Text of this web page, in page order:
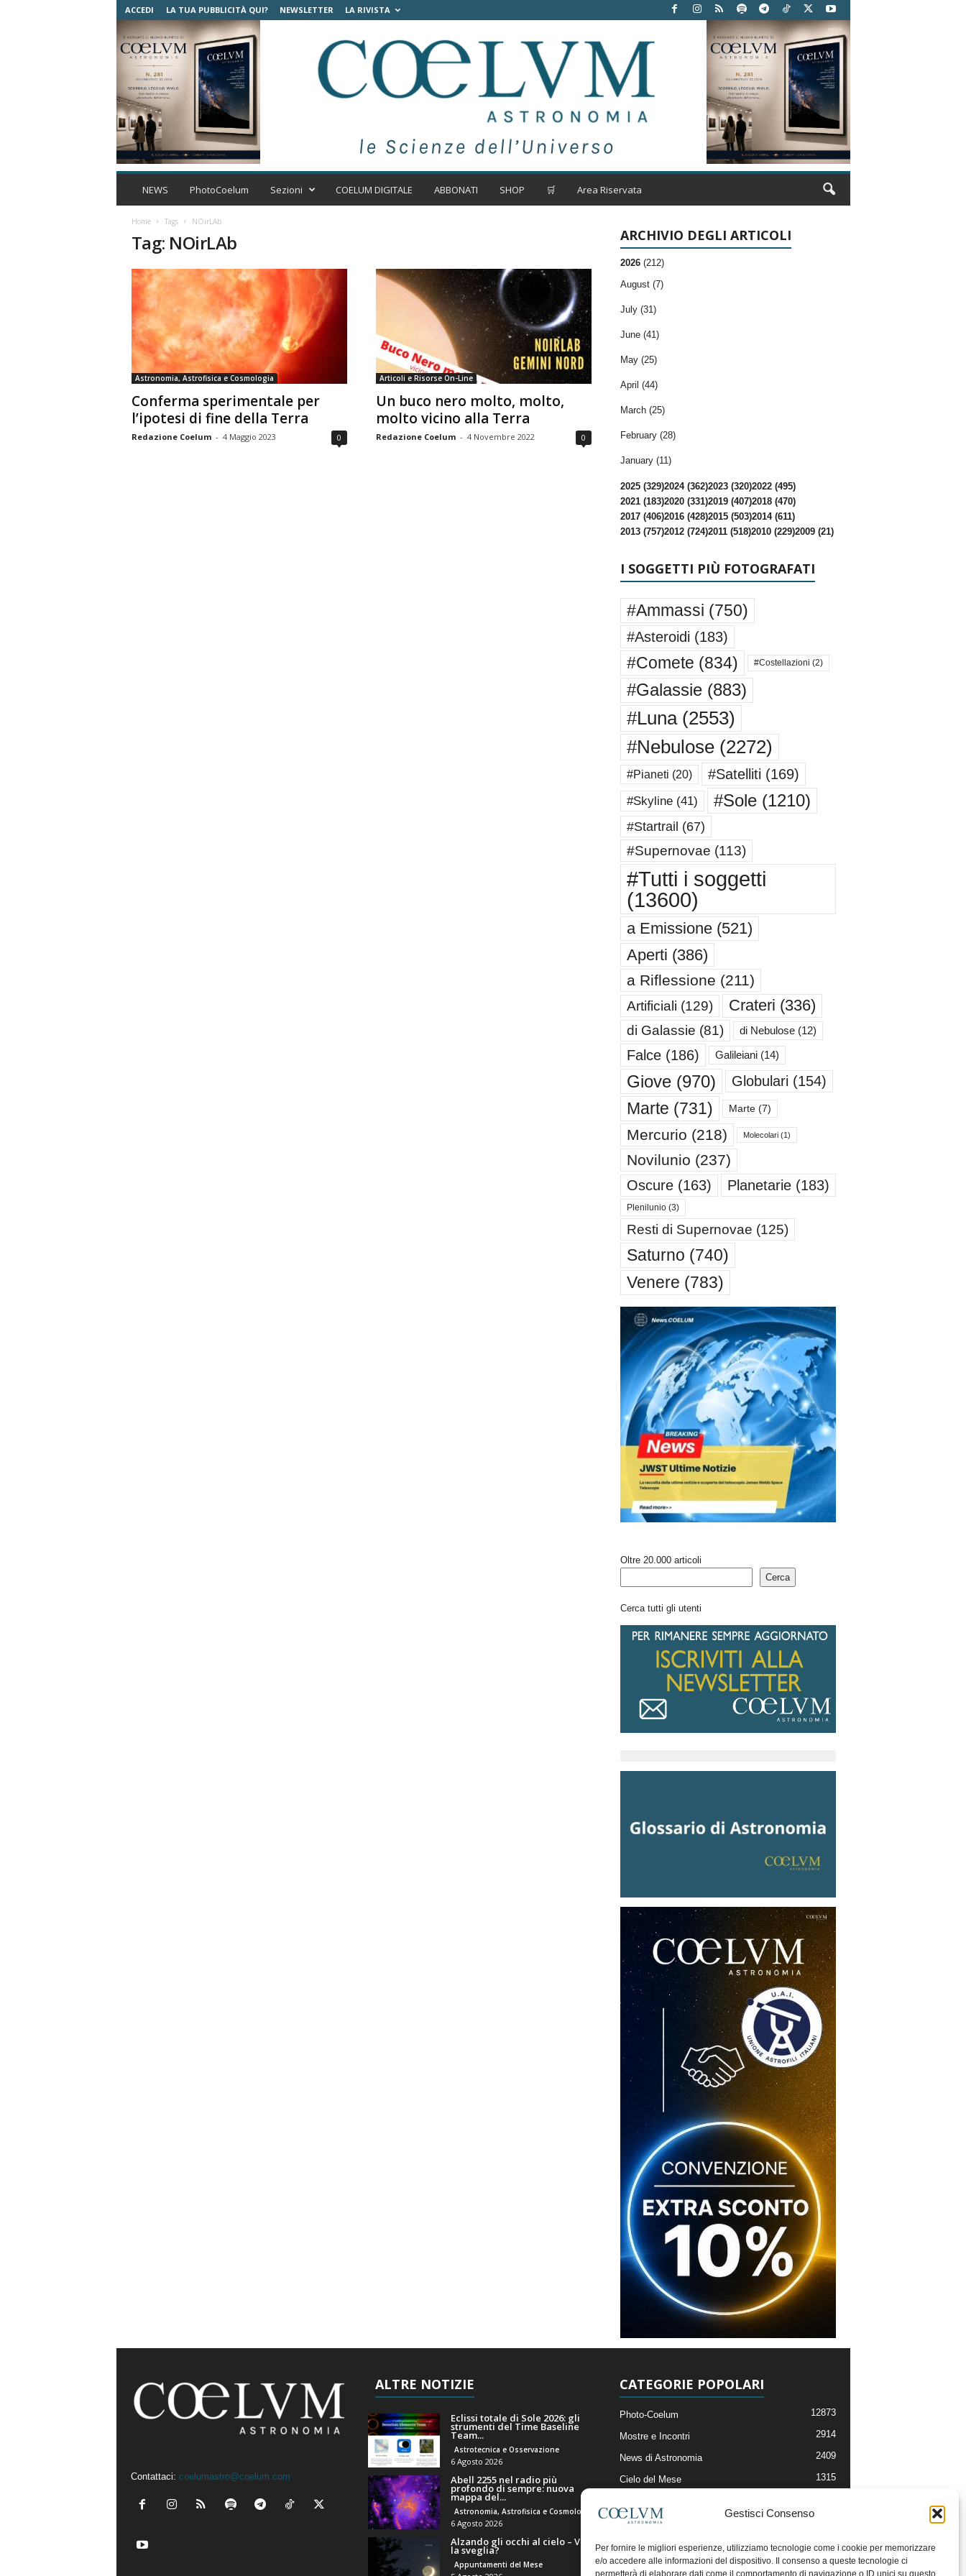
Gestisci Consenso
Per fornire le migliori esperienze, utilizziamo tecnologie come i cookie per memorizzare
e/o accedere alle informazioni del dispositivo. Il consenso a queste tecnologie ci
permetterà di elaborare dati come il comportamento di navigazione o ID unici su questo
ACCEDI LA TUA PUBBLICITÀ QUI? NEWSLETTER LA RIVISTA
C
t
n
o
m
i
a
NEWS PhotoCoelum Sezioni COELUM DIGITALE ABBONATI SHOP 🛒 Area Riservata
Home Tags NOirLAb
Tag: NOirLAb
Astronomia, Astrofisica e Cosmologia
Conferma sperimentale per
l’ipotesi di fine della Terra
Redazione Coelum - 4 Maggio 2023 0
Articoli e Risorse On-Line
Un buco nero molto, molto,
molto vicino alla Terra
Redazione Coelum - 4 Novembre 2022 0
ARCHIVIO DEGLI ARTICOLI
2026 (212)
August (7)
July (31)
June (41)
May (25)
April (44)
March (25)
February (28)
January (11)
2025 (329)2024 (362)2023 (320)2022 (495)
2021 (183)2020 (331)2019 (407)2018 (470)
2017 (406)2016 (428)2015 (503)2014 (611)
2013 (757)2012 (724)2011 (518)2010 (229)2009 (21)
I SOGGETTI PIÙ FOTOGRAFATI
#Ammassi (750)
#Asteroidi (183)
#Comete (834) #Costellazioni (2)
#Galassie(883)
#Luna(2553)
#Nebulose(2272)
#Pianeti (20) #Satelliti (169)
#Skyline(41) #Sole(1210)
#Startrail (67)
#Supernovae (113)
#Tutti i soggetti
(13600)
a Emissione(521)
Aperti (386)
a Riflessione (211)
Artificiali (129) Crateri (336)
di Galassie (81) di Nebulose(12)
Falce(186) Galileiani(14)
Giove(970) Globulari (154)
Marte (731) Marte(7)
Mercurio (218) Molecolari(1)
Novilunio (237)
Oscure(163) Planetarie(183)
Plenilunio(3)
Resti di Supernovae (125)
Saturno (740)
Venere (783)
Oltre 20.000 articoli
Cerca
Cerca tutti gli utenti
Contattaci: coelumastro@coelum.com
ALTRE NOTIZIE
Eclissi totale di Sole 2026: gli
strumenti del Time Baseline
Team...
Astrotecnica e Osservazione
6 Agosto 2026
Abell 2255 nel radio più
profondo di sempre: nuova
mappa del...
Astronomia, Astrofisica e Cosmologia
6 Agosto 2026
Alzando gli occhi al cielo – Vale
la sveglia?
Appuntamenti del Mese
CATEGORIE POPOLARI
Photo-Coelum 12873
Mostre e Incontri 2914
News di Astronomia 2409
Cielo del Mese 1315
Articoli e Risorse On-Line
Il Blog della Redazione